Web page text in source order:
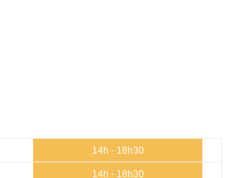
14h - 18h30
14h - 18h30